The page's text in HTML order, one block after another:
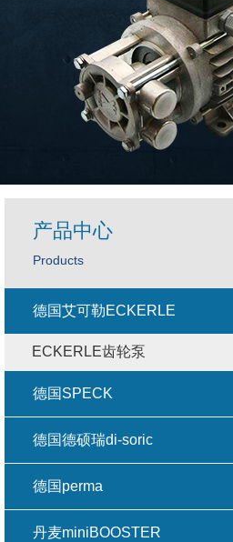
产品中心
Products
德国艾可勒ECKERLE
ECKERLE齿轮泵
德国SPECK
德国德硕瑞di-soric
德国perma
丹麦miniBOOSTER